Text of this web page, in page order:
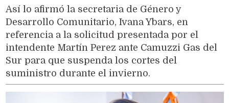
Así lo afirmó la secretaria de Género y
Desarrollo Comunitario, Ivana Ybars, en
referencia a la solicitud presentada por el
intendente Martín Perez ante Camuzzi Gas del
Sur para que suspenda los cortes del
suministro durante el invierno.